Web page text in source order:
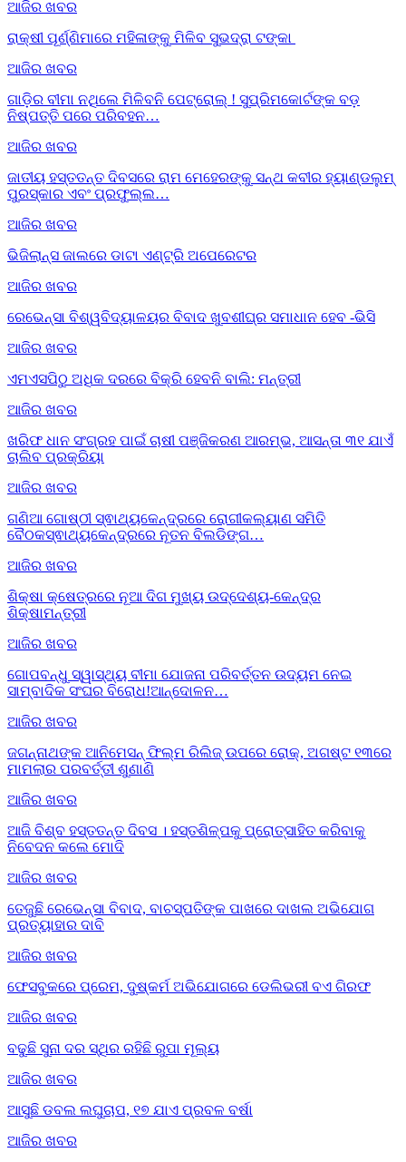
ଆଜିର ଖବର
ରାକ୍ଷୀ ପୂର୍ଣ୍ଣିମାରେ ମହିଳାଙ୍କୁ ମିଳିବ ସୁଭଦ୍ରା ଟଙ୍କା
ଆଜିର ଖବର
ଗାଡ଼ିର ବୀମା ନଥିଲେ ମିଳିବନି ପେଟ୍ରୋଲ୍ ! ସୁପ୍ରିମକୋର୍ଟଙ୍କ ବଡ଼
ନିଷ୍ପତ୍ତି ପରେ ପରିବହନ…
ଆଜିର ଖବର
ଜାତୀୟ ହସ୍ତତନ୍ତ ଦିବସରେ ରାମ ମେହେରଙ୍କୁ ସନ୍ଥ କବୀର ହ୍ୟାଣ୍ଡଲୁମ୍
ପୁରସ୍କାର ଏବଂ ପ୍ରଫୁଲ୍ଲ…
ଆଜିର ଖବର
ଭିଜିଲାନ୍ସ ଜାଲରେ ଡାଟା ଏଣ୍ଟ୍ରି ଅପେରେଟର
ଆଜିର ଖବର
ରେଭେନ୍ସା ବିଶ୍ୱବିଦ୍ୟାଳୟର ବିବାଦ ଖୁବଶୀଘ୍ର ସମାଧାନ ହେବ -ଭିସି
ଆଜିର ଖବର
ଏମଏସପିଠୁ ଅଧିକ ଦରରେ ବିକ୍ରି ହେବନି ବାଲି: ମନ୍ତ୍ରୀ
ଆଜିର ଖବର
ଖରିଫ ଧାନ ସଂଗ୍ରହ ପାଇଁ ଚାଷୀ ପଞ୍ଜିକରଣ ଆରମ୍ଭ, ଆସନ୍ତା ୩୧ ଯାଏଁ
ଚାଲିବ ପ୍ରକ୍ରିୟା
ଆଜିର ଖବର
ଗଣିଆ ଗୋଷ୍ଠୀ ସ୍ଵାଥ୍ୟକେନ୍ଦ୍ରରେ ରୋଗୀକଲ୍ୟାଣ ସମିତି
ବୈଠକସ୍ଵାଥ୍ୟକେନ୍ଦ୍ରରେ ନୂତନ ବିଲଡିଙ୍ଗ…
ଆଜିର ଖବର
ଶିକ୍ଷା କ୍ଷେତ୍ରରେ ନୂଆ ଦିଗ ମୁଖ୍ୟ ଉଦ୍ଦେଶ୍ୟ-କେନ୍ଦ୍ର
ଶିକ୍ଷାମନ୍ତ୍ରୀ
ଆଜିର ଖବର
ଗୋପବନ୍ଧୁ ସ୍ୱାସ୍ଥ୍ୟ ବୀମା ଯୋଜନା ପରିବର୍ତ୍ତନ ଉଦ୍ୟମ ନେଇ
ସାମ୍ବାଦିକ ସଂଘର ବିରୋଧ!ଆନ୍ଦୋଳନ…
ଆଜିର ଖବର
ଜଗନ୍ନାଥଙ୍କ ଆନିମେସନ୍ ଫିଲ୍ମ ରିଲିଜ୍ ଉପରେ ରୋକ୍, ଅଗଷ୍ଟ ୧୩ରେ
ମାମଲାର ପରବର୍ତ୍ତୀ ଶୁଣାଣି
ଆଜିର ଖବର
ଆଜି ବିଶ୍ବ ହସ୍ତତନ୍ତ ଦିବସ । ହସ୍ତଶିଳ୍ପକୁ ପ୍ରୋତ୍ସାହିତ କରିବାକୁ
ନିବେଦନ କଲେ ମୋଦି
ଆଜିର ଖବର
ତେଜୁଛି ରେଭେନ୍ସା ବିବାଦ, ବାଚସ୍ପତିଙ୍କ ପାଖରେ ଦାଖଲ ଅଭିଯୋଗ
ପ୍ରତ୍ୟାହାର ଦାବି
ଆଜିର ଖବର
ଫେସବୁକରେ ପ୍ରେମ, ଦୁଷ୍କର୍ମ ଅଭିଯୋଗରେ ଡେଲିଭରୀ ବଏ ଗିରଫ
ଆଜିର ଖବର
ବଢୁଛି ସୁନା ଦର ସ୍ଥିର ରହିଛି ରୁପା ମୂଲ୍ୟ
ଆଜିର ଖବର
ଆସୁଛି ଡବଲ ଲଘୁଚାପ, ୧୭ ଯାଏ ପ୍ରବଳ ବର୍ଷା
ଆଜିର ଖବର